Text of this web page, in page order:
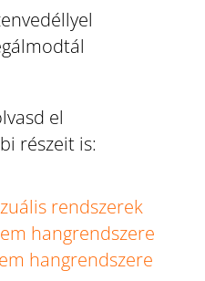
el
részeit is:
rendszerek
hangrendszere
hangrendszere